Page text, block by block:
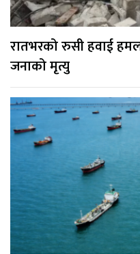
रातभरको रुसी हवाई
जनाको मृत्यु